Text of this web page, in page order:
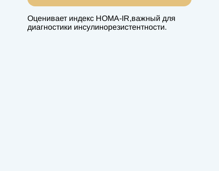
Оценивает индекс HOMA-IR,важный для
диагностики инсулинорезистентности.